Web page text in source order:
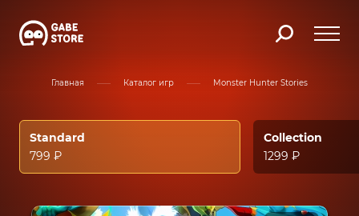
Главная Каталог игр Monster Hunter Stories
Standard
799 ₽
Collection
1299 ₽